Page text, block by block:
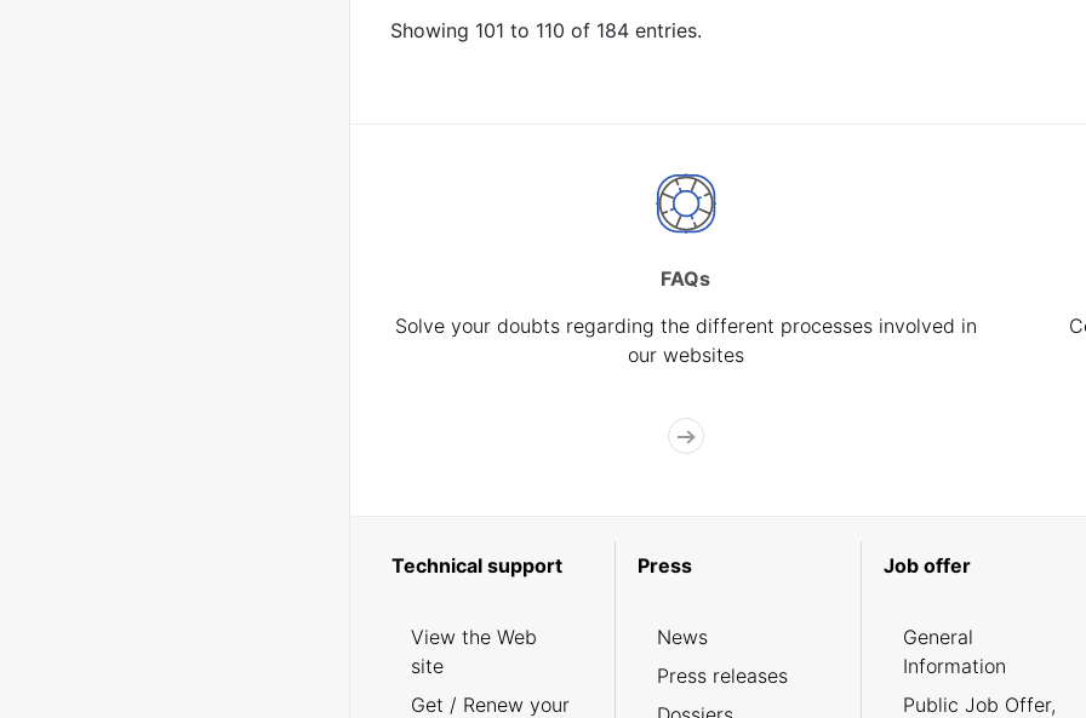
Showing 101 to 110 of 184 entries.
FAQs
Solve your doubts regarding the different processes involved in
our websites
Technical support
View the Web
site
Get / Renew your
Press
News
Press releases
Job offer
General
Information
Public Job Offer,